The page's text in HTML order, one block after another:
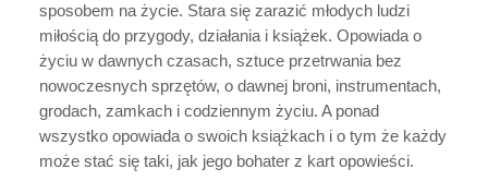
sposobem na życie. Stara się zarazić młodych ludzi
miłością do przygody, działania i książek. Opowiada o
życiu w dawnych czasach, sztuce przetrwania bez
nowoczesnych sprzętów, o dawnej broni, instrumentach,
grodach, zamkach i codziennym życiu. A ponad
wszystko opowiada o swoich książkach i o tym że każdy
może stać się taki, jak jego bohater z kart opowieści.